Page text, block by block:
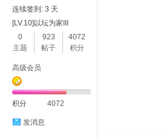
连续签到: 3 天
[LV.10]以坛为家III
0
主题
923
帖子
4072
积分
高级会员
积分 4072
发消息